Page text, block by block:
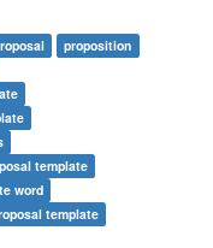
proposition
template
word
template